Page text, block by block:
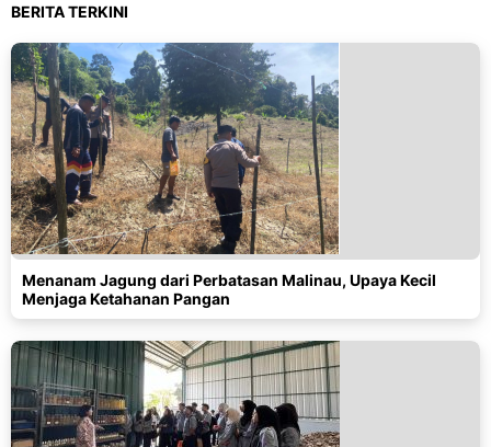
BERITA TERKINI
Menanam Jagung dari Perbatasan Malinau, Upaya Kecil
Menjaga Ketahanan Pangan